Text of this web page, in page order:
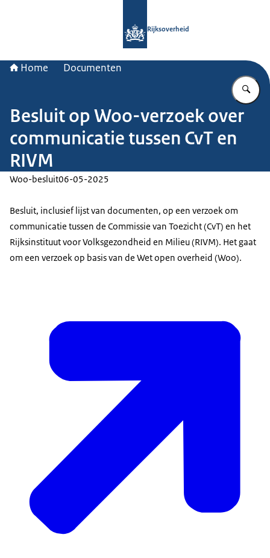
Rijksoverheid
Home Documenten
Besluit op Woo-verzoek over
communicatie tussen CvT en
RIVM
Woo-besluit06-05-2025
Besluit, inclusief lijst van documenten, op een verzoek om
communicatie tussen de Commissie van Toezicht (CvT) en het
Rijksinstituut voor Volksgezondheid en Milieu (RIVM). Het gaat
om een verzoek op basis van de Wet open overheid (Woo).